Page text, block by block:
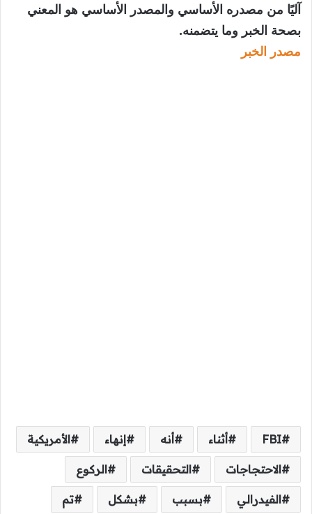
آليًا من مصدره الأساسي والمصدر الأساسي هو المعني
بصحة الخبر وما يتضمنه.
مصدر الخبر
FBI أثناء أنه إنهاء الأمريكية
الاحتجاجات التحقيقات الركوع
الفيدرالي بسبب بشكل تم